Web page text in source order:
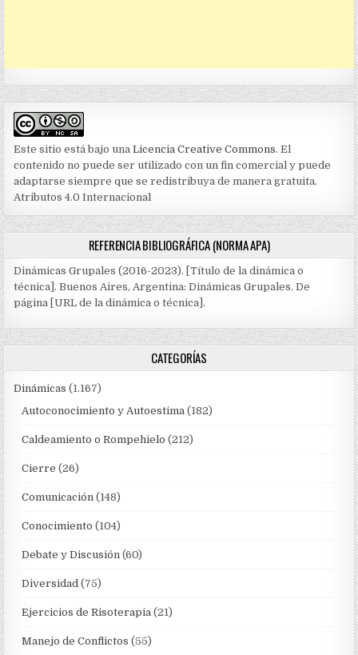
Este sitio está bajo unaLicencia Creative Commons. El
contenido no puede ser utilizado con un fin comercial y puede
adaptarse siempre que se redistribuya de manera gratuita.
Atributos 4.0 Internacional
REFERENCIA BIBLIOGRÁFICA (NORMA APA)
Dinámicas Grupales (2016-2023). [Título de la dinámica o
técnica]. Buenos Aires, Argentina: Dinámicas Grupales. De
página [URL de la dinámica o técnica].
CATEGORÍAS
Dinámicas (1.167)
Autoconocimiento y Autoestima (182)
Caldeamiento o Rompehielo (212)
Cierre (26)
Comunicación (148)
Conocimiento (104)
Debate y Discusión (60)
Diversidad (75)
Ejercicios de Risoterapia (21)
Manejo de Conflictos (55)